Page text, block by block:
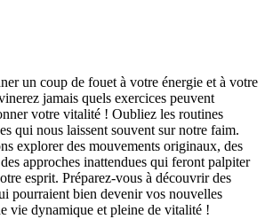
un coup de fouet à votre énergie et à votre
jamais quels exercices peuvent
votre vitalité ! Oubliez les routines
qui nous laissent souvent sur notre faim.
explorer des mouvements originaux, des
approches inattendues qui feront palpiter
esprit. Préparez-vous à découvrir des
pourraient bien devenir vos nouvelles
vie dynamique et pleine de vitalité !